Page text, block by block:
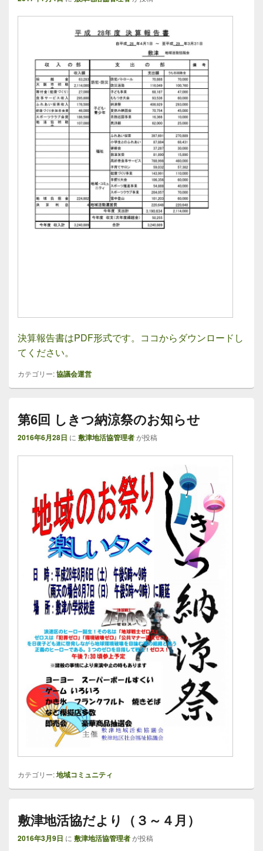
決算報告書はPDF形式です。ココからダウンロードし
てください。
カテゴリー:協議会運営
第6回 しきつ納涼祭のお知らせ
2016年6月28日 に 敷津地活協管理者が投稿
カテゴリー:地域コミュニティ
敷津地活協だより（３～４月）
2016年3月9日 に 敷津地活協管理者が投稿